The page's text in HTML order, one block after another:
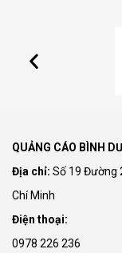
QUẢNG CÁO BÌNH
Địa chỉ: Số 19 Đường
Chí Minh
Điện thoại:
0978 226 236